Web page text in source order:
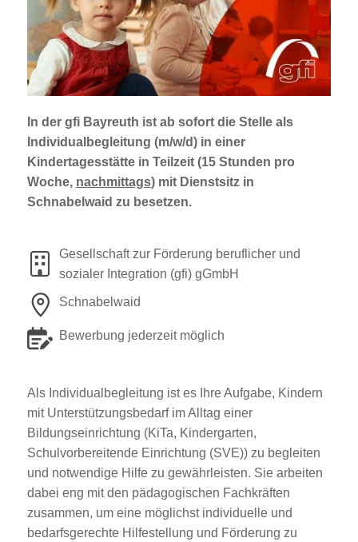
Jobportal
Presse und Medien
bbw e. V.
Karriere
Presse
News Archiv
In der gfi Bayreuth ist ab sofort die Stelle als
Individualbegleitung (m/w/d) in einer
Kindertagesstättein Teilzeit (15 Stunden pro
Woche, nachmittags) mit Dienstsitz in
Schnabelwaid zu besetzen.
Gesellschaft zur Förderung beruflicher und
sozialer Integration (gfi) gGmbH
Schnabelwaid
Bewerbung jederzeit möglich
Als Individualbegleitung ist es Ihre Aufgabe, Kindern
mit Unterstützungsbedarf im Alltag einer
Bildungseinrichtung (KiTa, Kindergarten,
Schulvorbereitende Einrichtung (SVE)) zu begleiten
und notwendige Hilfe zu gewährleisten. Sie arbeiten
dabei eng mit den pädagogischen Fachkräften
zusammen, um eine möglichst individuelle und
bedarfsgerechte Hilfestellung und Förderung zu